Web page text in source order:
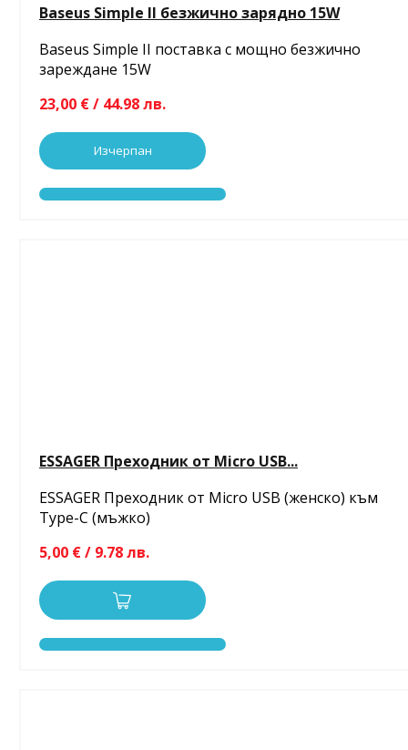
Baseus Simple II безжично зарядно 15W
Baseus Simple II поставка с мощно безжично
зареждане 15W
23,00 € / 44.98 лв.
Изчерпан
ESSAGER Преходник от Micro USB...
ESSAGER Преходник от Micro USB (женско) към
Type-C (мъжко)
5,00 € / 9.78 лв.